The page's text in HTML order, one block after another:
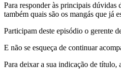
Para responder às principais
também quais são os mangás que já
Participam deste episódio o gerente
E não se esqueça de continuar
Para deixar a sua indicação de título,